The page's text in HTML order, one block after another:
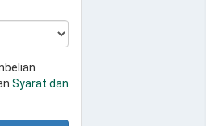
Syarat dan